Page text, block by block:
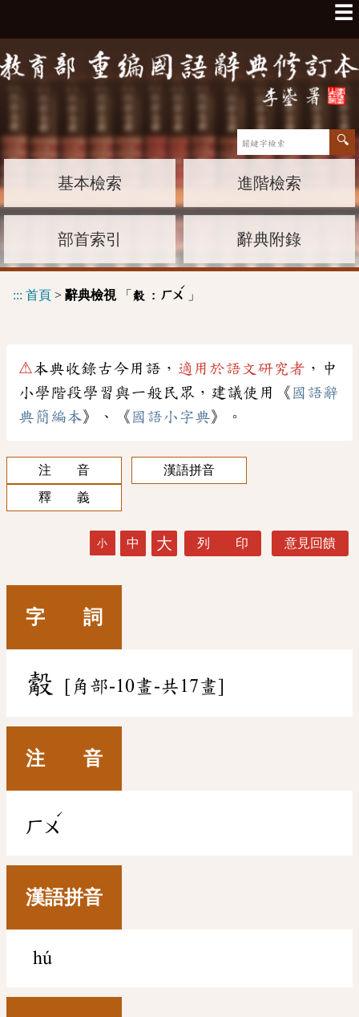
☰
基本檢索 進階檢索
部首索引 辭典附錄
::: 首頁 > 辭典檢視「 觳 : ㄏㄨ
ˊ
」
⚠本典收錄古今用語， 適用於語文研究者 ，中
小學階段學習與一般民眾，建議使用《 國語辭
典簡編本》、《 國語小字典》。
注 音
漢語拼音
釋 義
小 中 大 列 印 意見回饋
字 詞
觳 [角部-10畫-共17畫]
注 音
ㄏㄨ
ˊ
漢語拼音
hú